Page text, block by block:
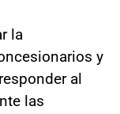
la
y
al
las